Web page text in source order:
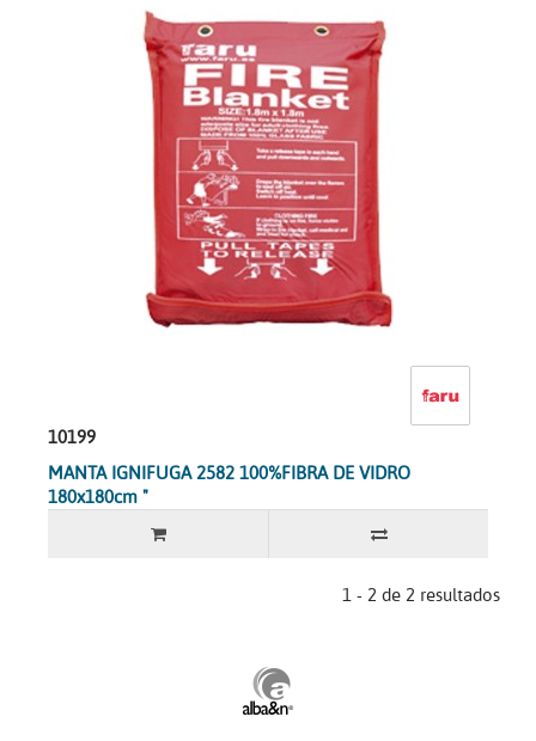
10199
MANTA IGNIFUGA 2582 100%FIBRA DE VIDRO
180x180cm "
1 - 2 de 2 resultados